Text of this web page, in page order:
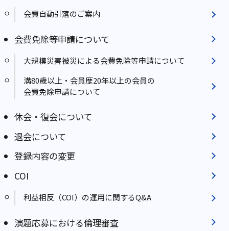
会費自動引落のご案内
会費免除等申請について
大規模災害被災による会費免除等申請について
満80歳以上・会員歴20年以上の会員の
会費免除申請について
休会・復会について
退会について
登録内容の変更
COI
利益相反（COI）の運⽤に関するQ&A
演題応募における倫理審査